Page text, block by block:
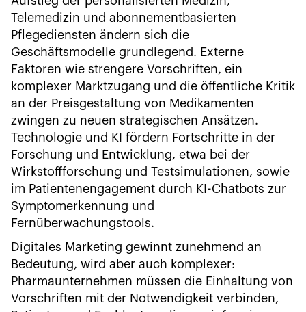
Telemedizin und abonnementbasierten
Pflegediensten ändern sich die
Geschäftsmodelle grundlegend. Externe
Faktoren wie strengere Vorschriften, ein
komplexer Marktzugang und die öffentliche Kritik
an der Preisgestaltung von Medikamenten
zwingen zu neuen strategischen Ansätzen.
Technologie und KI fördern Fortschritte in der
Forschung und Entwicklung, etwa bei der
Wirkstoffforschung und Testsimulationen, sowie
im Patientenengagement durch KI-Chatbots zur
Symptomerkennung und
Fernüberwachungstools.
Digitales Marketing gewinnt zunehmend an
Bedeutung, wird aber auch komplexer:
Pharmaunternehmen müssen die Einhaltung von
Vorschriften mit der Notwendigkeit verbinden,